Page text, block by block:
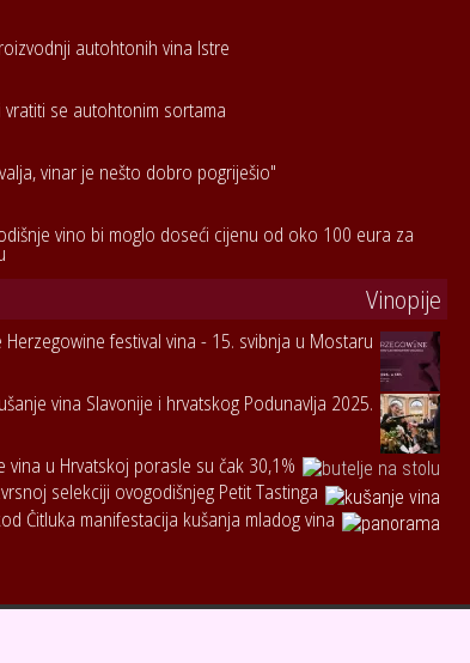
autohtonih vina Istre
se autohtonim sortama
vinar je nešto dobro pogriješio"
vino bi moglo doseći cijenu od oko 100 eura za
Vinopije
Herzegowine festival vina - 15. svibnja u Mostaru
vina Slavonije i hrvatskog Podunavlja 2025.
vina u Hrvatskoj porasle su čak 30,1%
selekciji ovogodišnjeg Petit Tastinga
Čitluka manifestacija kušanja mladog vina